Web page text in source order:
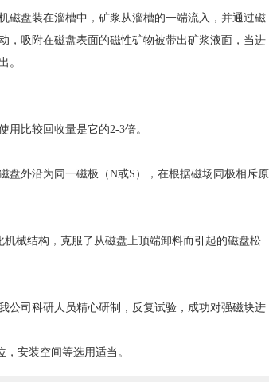
磁盘装在溜槽中，矿浆从溜槽的一端流入，并通过磁
，吸附在磁盘表面的磁性矿物被带出矿浆液面，当进
。
比较回收量是它的2-3倍。
盘外沿为同一磁极（N或S），在根据磁场同极相斥原
械结构，克服了从磁盘上顶端卸料而引起的磁盘松
公司科研人员精心研制，反复试验，成功对强磁块进
安装空间等选用适当。